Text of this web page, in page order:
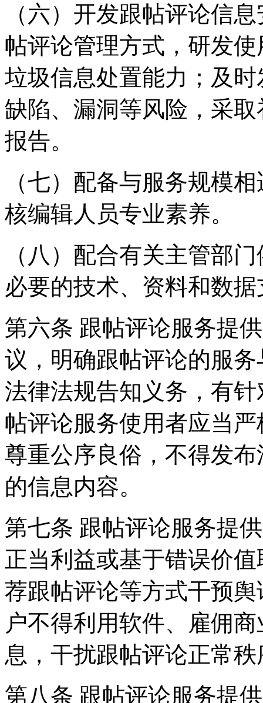
（六）开发跟帖评论信
帖评论管理方式，研发
垃圾信息处置能力；及
缺陷、漏洞等风险，采
报告。
（七）配备与服务规模
核编辑人员专业素养。
（八）配合有关主管部
必要的技术、资料和数
第六条 跟帖评论服务提
议，明确跟帖评论的服
法律法规告知义务，有
帖评论服务使用者应当
尊重公序良俗，不得发
的信息内容。
第七条 跟帖评论服务提
正当利益或基于错误价
荐跟帖评论等方式干预
户不得利用软件、雇佣
息，干扰跟帖评论正常
第八条 跟帖评论服务提